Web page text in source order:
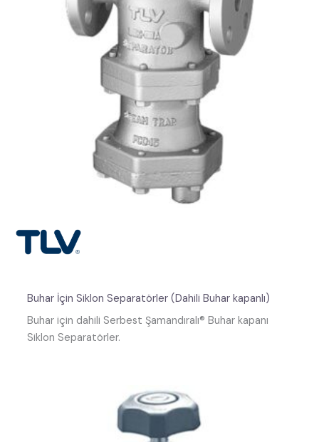
Buhar İçin Siklon Separatörler (Dahili Buhar kapanlı)
Buhar için dahili Serbest Şamandıralı® Buhar kapanı
Siklon Separatörler.